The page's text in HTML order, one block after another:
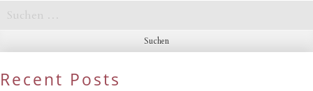
Suchen
nach:
Recent Posts